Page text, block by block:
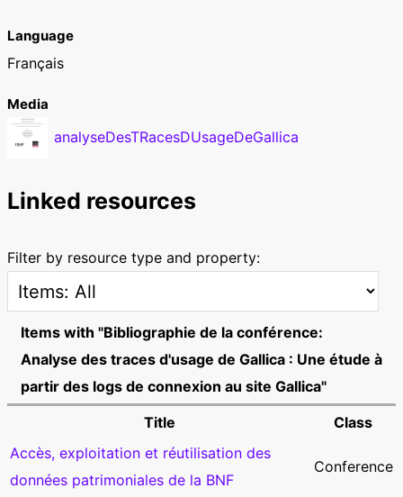
Language
Français
Media
analyseDesTRacesDUsageDeGallica
Linked resources
Filter by resource type and property:
Items with "Bibliographie de la conférence:
Analyse des traces d'usage de Gallica : Une étude à
partir des logs de connexion au site Gallica"
Title
Class
Accès, exploitation et réutilisation des
données patrimoniales de la BNF
Conference